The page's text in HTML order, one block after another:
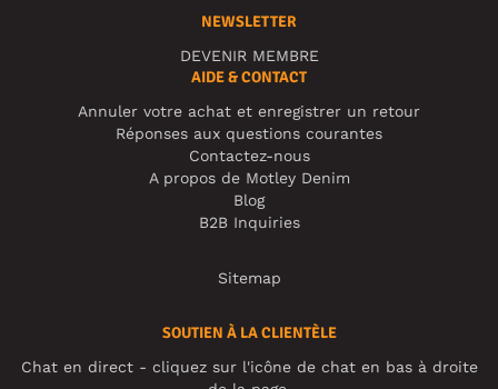
NEWSLETTER
DEVENIR MEMBRE
AIDE & CONTACT
Annuler votre achat et enregistrer un retour
Réponses aux questions courantes
Contactez-nous
A propos de Motley Denim
Blog
B2B Inquiries
Sitemap
SOUTIEN À LA CLIENTÈLE
Chat en direct - cliquez sur l'icône de chat en bas à droite